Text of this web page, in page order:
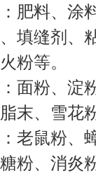
肥料、涂
填缝剂、
粉等。
面粉、淀
末、雪花
老鼠粉、
粉、消炎